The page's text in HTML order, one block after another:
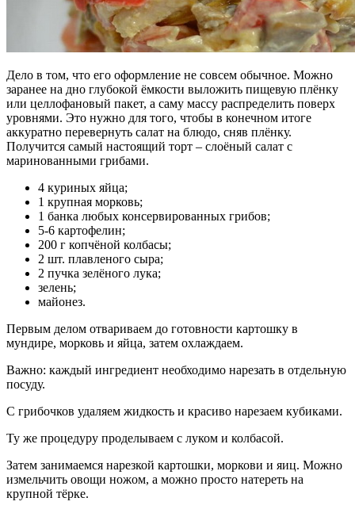
Дело в том, что его оформление не совсем обычное. Можно
заранее на дно глубокой ёмкости выложить пищевую плёнку
или целлофановый пакет, а саму массу распределить поверх
уровнями. Это нужно для того, чтобы в конечном итоге
аккуратно перевернуть салат на блюдо, сняв плёнку.
Получится самый настоящий торт – слоёный салат с
маринованными грибами.
4 куриных яйца;
1 крупная морковь;
1 банка любых консервированных грибов;
5-6 картофелин;
200 г копчёной колбасы;
2 шт. плавленого сыра;
2 пучка зелёного лука;
зелень;
майонез.
Первым делом отвариваем до готовности картошку в
мундире, морковь и яйца, затем охлаждаем.
Важно: каждый ингредиент необходимо нарезать в отдельную
посуду.
С грибочков удаляем жидкость и красиво нарезаем кубиками.
Ту же процедуру проделываем с луком и колбасой.
Затем занимаемся нарезкой картошки, моркови и яиц. Можно
измельчить овощи ножом, а можно просто натереть на
крупной тёрке.